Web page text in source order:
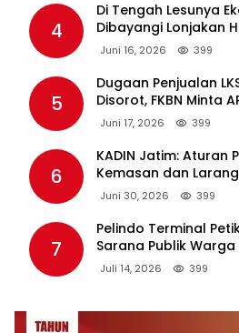
4
Di Tengah Lesunya
Dibayangi Lonjakan
Juni 16, 2026 399
5
Dugaan Penjualan
Disorot, FKBN Minta
Pendidikan Bertindak
Juni 17, 2026 399
6
KADIN Jatim: Aturan
Kemasan dan
Tambahan
Juni 30, 2026 399
7
Pelindo Terminal
Sarana Publik Warga
Lamong Lewat
Juli 14, 2026 399